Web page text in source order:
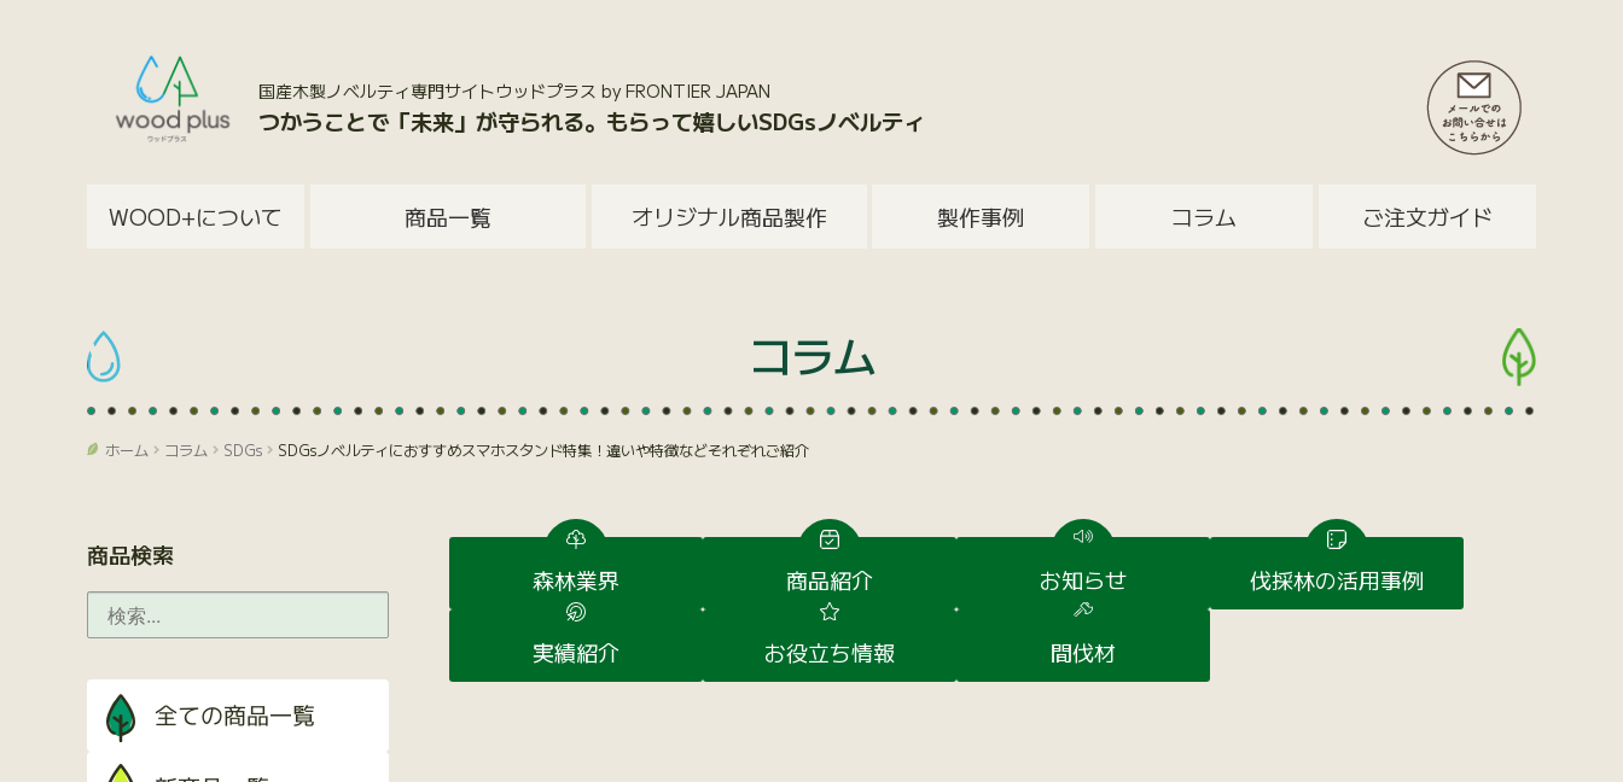
国産木製ノベルティ専門サイトウッドプラス by FRONTIER JAPAN
つかうことで「未来」が守られる。もらって嬉しいSDGsノベルティ
WOOD+について 商品一覧 オリジナル商品製作 製作事例 コラム ご注文ガイド
コラム
ホーム コラム SDGs SDGsノベルティにおすすめスマホスタンド特集！違いや特徴などそれぞれご紹介
森林業界 商品紹介 お知らせ 伐採林の活用事例
実績紹介 お役立ち情報 間伐材
商品検索